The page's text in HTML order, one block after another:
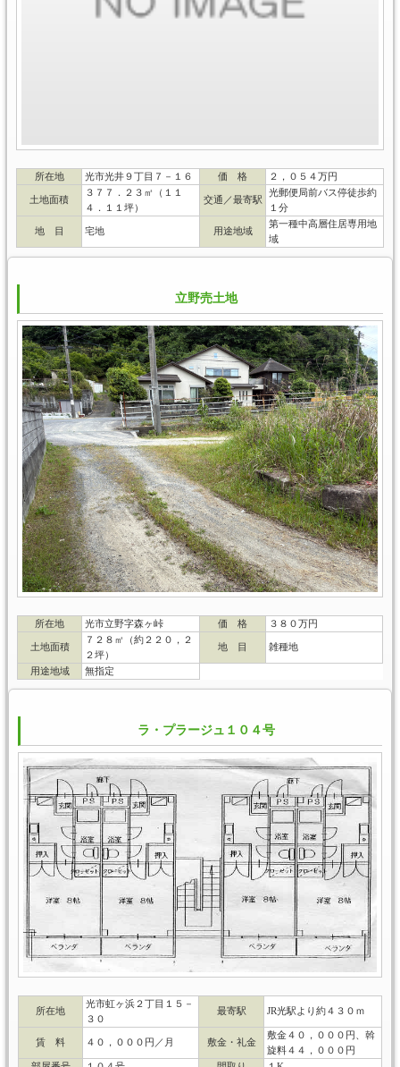
所在地 光市光井９丁目７－１６ 価 格 ２，０５４万円
土地面積
３７７．２３㎡（１１
４．１１坪）
交通／最寄駅
光郵便局前バス停徒歩約
１分
地 目 宅地 用途地域
第一種中高層住居専用地
域
立野売土地
所在地 光市立野字森ヶ峠 価 格 ３８０万円
土地面積
７２８㎡（約２２０，２
２坪）
地 目 雑種地
用途地域 無指定
ラ・プラージュ１０４号
所在地
光市虹ヶ浜２丁目１５－
３０
最寄駅 JR光駅より約４３０ｍ
賃 料 ４０，０００円／月 敷金・礼金
敷金４０，０００円、斡
旋料４４，０００円